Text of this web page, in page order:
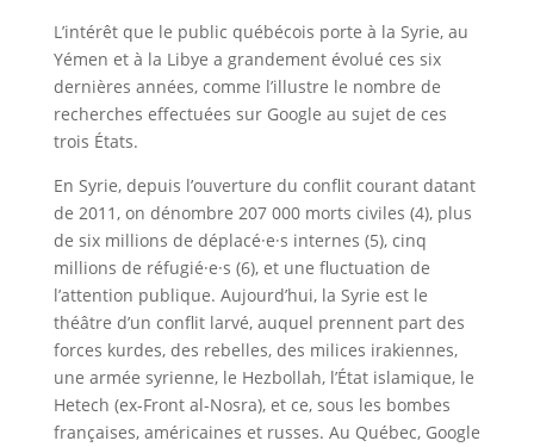
L’intérêt que le public québécois porte à la Syrie, au
Yémen et à la Libye a grandement évolué ces six
dernières années, comme l’illustre le nombre de
recherches effectuées sur Google au sujet de ces
trois États.
En Syrie, depuis l’ouverture du conflit courant datant
de 2011, on dénombre 207 000 morts civiles (4), plus
de six millions de déplacé·e·s internes (5), cinq
millions de réfugié·e·s (6), et une fluctuation de
l’attention publique. Aujourd’hui, la Syrie est le
théâtre d’un conflit larvé, auquel prennent part des
forces kurdes, des rebelles, des milices irakiennes,
une armée syrienne, le Hezbollah, l’État islamique, le
Hetech (ex-Front al-Nosra), et ce, sous les bombes
françaises, américaines et russes. Au Québec, Google